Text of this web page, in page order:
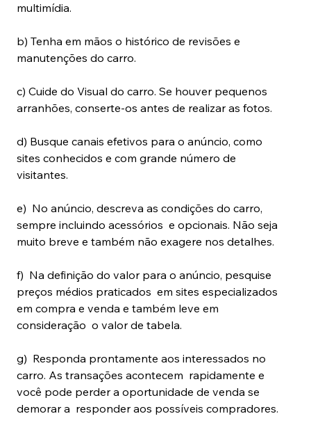
multimídia.
b) Tenha em mãos o histórico de revisões e
manutenções do carro.
c) Cuide do Visual do carro. Se houver pequenos
arranhões, conserte-os antes de realizar as fotos.
d) Busque canais efetivos para o anúncio, como
sites conhecidos e com grande número de
visitantes.
e)  No anúncio, descreva as condições do carro,
sempre incluindo acessórios  e opcionais. Não seja
muito breve e também não exagere nos detalhes.
f)  Na definição do valor para o anúncio, pesquise
preços médios praticados  em sites especializados
em compra e venda e também leve em
consideração  o valor de tabela.
g)  Responda prontamente aos interessados no
carro. As transações acontecem  rapidamente e
você pode perder a oportunidade de venda se
demorar a  responder aos possíveis compradores.